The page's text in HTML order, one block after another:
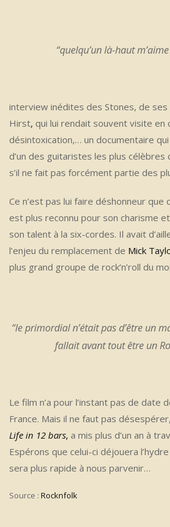
“quelqu’un là-haut
interview inédites des Stones, de ses
Hirst, qui lui rendait souvent visite en
désintoxication,… un documentaire
d’un des guitaristes les plus célèbres
s’il ne fait pas forcément partie des
Ce n’est pas lui faire déshonneur que
est plus reconnu pour son charisme
son talent à la six-cordes. Il avait
l’enjeu du remplacement de Mick
plus grand groupe de rock’n’roll du
“le primordial n’était pas d’être un
fallait avant tout être un
Le film n’a pour l’instant pas de date
France. Mais il ne faut pas
Life in 12 bars, a mis plus d’un an à
Espérons que celui-ci déjouera
sera plus rapide à nous parvenir…
Source : Rocknfolk